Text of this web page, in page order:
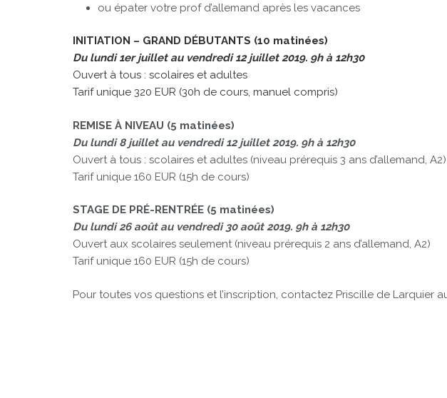
ou épater votre prof d’allemand après les vacances
INITIATION – GRAND DÉBUTANTS (10 matinées)
Du lundi 1er juillet au vendredi 12 juillet 2019. 9h à 12h30
Ouvert à tous : scolaires et adultes
Tarif unique 320 EUR (30h de cours, manuel compris)
REMISE À NIVEAU (5 matinées)
Du lundi 8 juillet au vendredi 12 juillet 2019. 9h à 12h30
Ouvert à tous : scolaires et adultes (niveau prérequis 3 ans d’allemand, A2)
Tarif unique 160 EUR (15h de cours)
STAGE DE PRÉ-RENTRÉE (5 matinées)
Du lundi 26 août au vendredi 30 août 2019. 9h à 12h30
Ouvert aux scolaires seulement (niveau prérequis 2 ans d’allemand, A2)
Tarif unique 160 EUR (15h de cours)
Pour toutes vos questions et l’inscription, contactez Priscille de Larquier